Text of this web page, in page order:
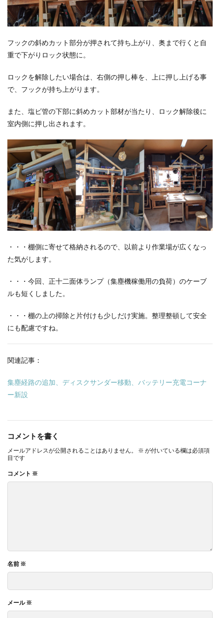
フックの斜めカット部分が押されて持ち上がり、奥まで行くと自
重で下がりロック状態に。
ロックを解除したい場合は、右側の押し棒を、上に押し上げる事
で、フックが持ち上がります。
また、塩ビ管の下部に斜めカット部材が当たり、ロック解除後に
室内側に押し出されます。
・・・棚側に寄せて格納されるので、以前より作業場が広くなっ
た気がします。
・・・今回、正十二面体ランプ（集塵機稼働用の負荷）のケーブ
ルも短くしました。
・・・棚の上の掃除と片付けも少しだけ実施。整理整頓して安全
にも配慮ですね。
関連記事：
集塵経路の追加、ディスクサンダー移動、バッテリー充電コーナ
ー新設
コメントを書く
メールアドレスが公開されることはありません。 ※ が付いている欄は必須項
目です
コメント ※
名前 ※
メール※